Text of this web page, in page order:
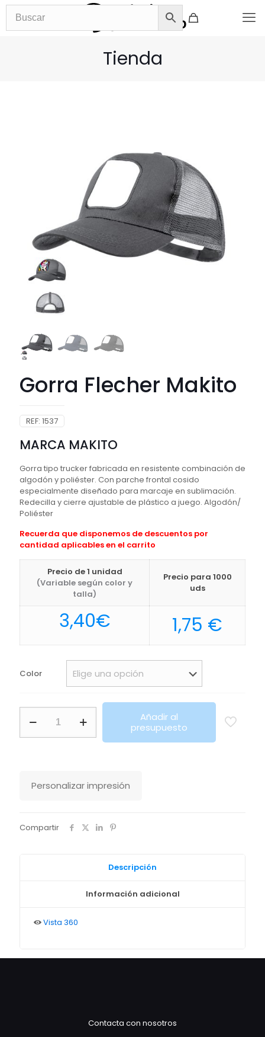
Tienda
Gorra Flecher Makito
REF: 1537
MARCA MAKITO
Gorra tipo trucker fabricada en resistente combinación de
algodón y poliéster. Con parche frontal cosido
especialmente diseñado para marcaje en sublimación.
Redecilla y cierre ajustable de plástico a juego. Algodón/
Poliéster
Recuerda que disponemos de descuentos por
cantidad aplicables en el carrito
Precio de 1 unidad
(Variable según color y
talla)
Precio para 1000
uds
3,40€ 1,75 €
Color
Flecher
Makito
Añadir al
presupuesto
Personalizar impresión
Compartir
Descripción
Información adicional
Vista 360
Contacta con nosotros